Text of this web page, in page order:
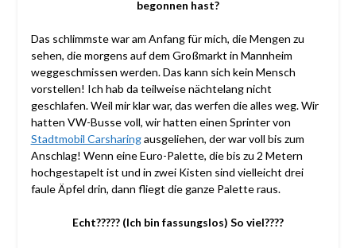
begonnen hast?
Das schlimmste war am Anfang für mich, die Mengen zu
sehen, die morgens auf dem Großmarkt in Mannheim
weggeschmissen werden. Das kann sich kein Mensch
vorstellen! Ich hab da teilweise nächtelang nicht
geschlafen. Weil mir klar war, das werfen die alles weg. Wir
hatten VW-Busse voll, wir hatten einen Sprinter von
Stadtmobil Carsharingausgeliehen, der war voll bis zum
Anschlag! Wenn eine Euro-Palette, die bis zu 2 Metern
hochgestapelt ist und in zwei Kisten sind vielleicht drei
faule Äpfel drin, dann fliegt die ganze Palette raus.
Echt????? (Ich bin fassungslos) So viel????